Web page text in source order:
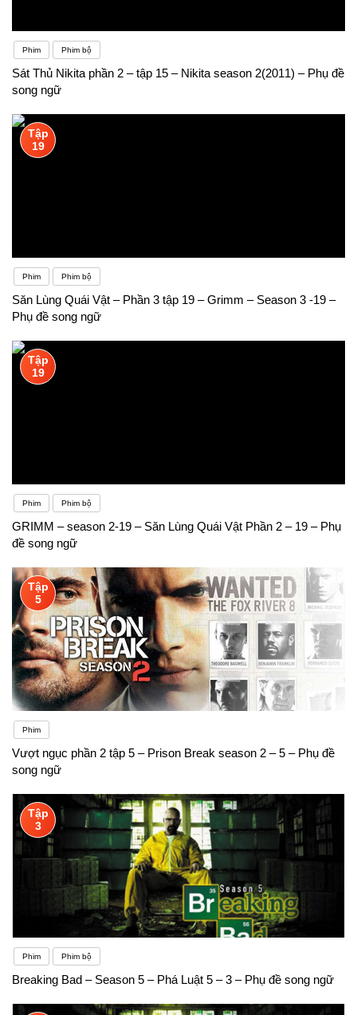
Phim Phim bộ
Sát Thủ Nikita phần 2 – tập 15 – Nikita season 2(2011) – Phụ đề
song ngữ
Tập
19
Phim Phim bộ
Săn Lùng Quái Vật – Phần 3 tập 19 – Grimm – Season 3 -19 –
Phụ đề song ngữ
Tập
19
Phim Phim bộ
GRIMM – season 2-19 – Săn Lùng Quái Vật Phần 2 – 19 – Phụ
đề song ngữ
Tập
5
Phim
Vượt ngục phần 2 tập 5 – Prison Break season 2 – 5 – Phụ đề
song ngữ
Tập
3
Phim Phim bộ
Breaking Bad – Season 5 – Phá Luật 5 – 3 – Phụ đề song ngữ